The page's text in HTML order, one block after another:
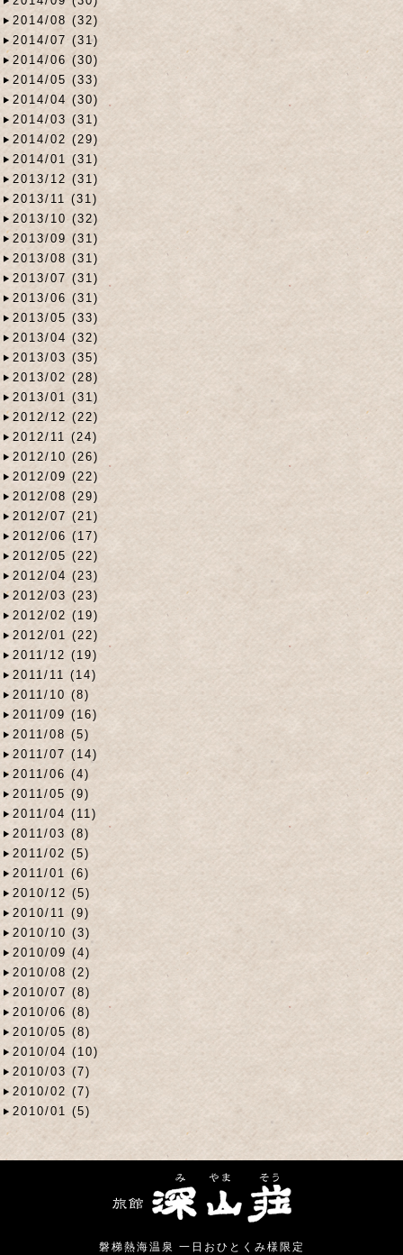
2014/08 (32)
2014/07 (31)
2014/06 (30)
2014/05 (33)
2014/04 (30)
2014/03 (31)
2014/02 (29)
2014/01 (31)
2013/12 (31)
2013/11 (31)
2013/10 (32)
2013/09 (31)
2013/08 (31)
2013/07 (31)
2013/06 (31)
2013/05 (33)
2013/04 (32)
2013/03 (35)
2013/02 (28)
2013/01 (31)
2012/12 (22)
2012/11 (24)
2012/10 (26)
2012/09 (22)
2012/08 (29)
2012/07 (21)
2012/06 (17)
2012/05 (22)
2012/04 (23)
2012/03 (23)
2012/02 (19)
2012/01 (22)
2011/12 (19)
2011/11 (14)
2011/10 (8)
2011/09 (16)
2011/08 (5)
2011/07 (14)
2011/06 (4)
2011/05 (9)
2011/04 (11)
2011/03 (8)
2011/02 (5)
2011/01 (6)
2010/12 (5)
2010/11 (9)
2010/10 (3)
2010/09 (4)
2010/08 (2)
2010/07 (8)
2010/06 (8)
2010/05 (8)
2010/04 (10)
2010/03 (7)
2010/02 (7)
2010/01 (5)
磐梯熱海温泉 一日おひとくみ様限定